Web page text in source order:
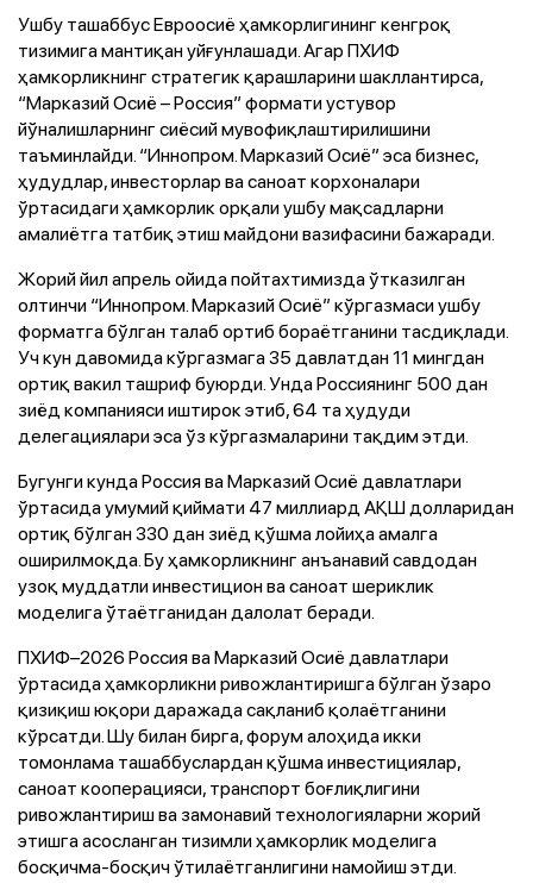
Ушбу ташаббус Евроосиё ҳамкорлигининг кенгроқ
тизимига мантиқан уйғунлашади. Агар ПХИФ
ҳамкорликнинг стратегик қарашларини шакллантирса,
“Марказий Осиё – Россия” формати устувор
йўналишларнинг сиёсий мувофиқлаштирилишини
таъминлайди. “Иннопром. Марказий Осиё” эса бизнес,
ҳудудлар, инвесторлар ва саноат корхоналари
ўртасидаги ҳамкорлик орқали ушбу мақсадларни
амалиётга татбиқ этиш майдони вазифасини бажаради.
Жорий йил апрель ойида пойтахтимизда ўтказилган
олтинчи “Иннопром. Марказий Осиё” кўргазмаси ушбу
форматга бўлган талаб ортиб бораётганини тасдиқлади.
Уч кун давомида кўргазмага 35 давлатдан 11 мингдан
ортиқ вакил ташриф буюрди. Унда Россиянинг 500 дан
зиёд компанияси иштирок этиб, 64 та ҳудуди
делегациялари эса ўз кўргазмаларини тақдим этди.
Бугунги кунда Россия ва Марказий Осиё давлатлари
ўртасида умумий қиймати 47 миллиард АҚШ долларидан
ортиқ бўлган 330 дан зиёд қўшма лойиҳа амалга
оширилмоқда. Бу ҳамкорликнинг анъанавий савдодан
узоқ муддатли инвестицион ва саноат шериклик
моделига ўтаётганидан далолат беради.
ПХИФ–2026 Россия ва Марказий Осиё давлатлари
ўртасида ҳамкорликни ривожлантиришга бўлган ўзаро
қизиқиш юқори даражада сақланиб қолаётганини
кўрсатди. Шу билан бирга, форум алоҳида икки
томонлама ташаббуслардан қўшма инвестициялар,
саноат кооперацияси, транспорт боғлиқлигини
ривожлантириш ва замонавий технологияларни жорий
этишга асосланган тизимли ҳамкорлик моделига
босқичма-босқич ўтилаётганлигини намойиш этди.